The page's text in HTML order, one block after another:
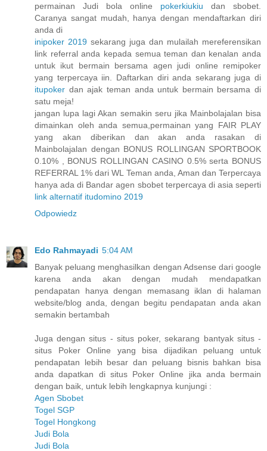
permainan Judi bola online pokerkiukiu dan sbobet.
Caranya sangat mudah, hanya dengan mendaftarkan diri
anda di
inipoker 2019 sekarang juga dan mulailah mereferensikan
link referral anda kepada semua teman dan kenalan anda
untuk ikut bermain bersama agen judi online remipoker
yang terpercaya iin. Daftarkan diri anda sekarang juga di
itupoker dan ajak teman anda untuk bermain bersama di
satu meja!
jangan lupa lagi Akan semakin seru jika Mainbolajalan bisa
dimainkan oleh anda semua,permainan yang FAIR PLAY
yang akan diberikan dan akan anda rasakan di
Mainbolajalan dengan BONUS ROLLINGAN SPORTBOOK
0.10% , BONUS ROLLINGAN CASINO 0.5% serta BONUS
REFERRAL 1% dari WL Teman anda, Aman dan Terpercaya
hanya ada di Bandar agen sbobet terpercaya di asia seperti
link alternatif itudomino 2019
Odpowiedz
Edo Rahmayadi 5:04 AM
Banyak peluang menghasilkan dengan Adsense dari google
karena anda akan dengan mudah mendapatkan
pendapatan hanya dengan memasang iklan di halaman
website/blog anda, dengan begitu pendapatan anda akan
semakin bertambah
Juga dengan situs - situs poker, sekarang bantyak situs -
situs Poker Online yang bisa dijadikan peluang untuk
pendapatan lebih besar dan peluang bisnis bahkan bisa
anda dapatkan di situs Poker Online jika anda bermain
dengan baik, untuk lebih lengkapnya kunjungi :
Agen Sbobet
Togel SGP
Togel Hongkong
Judi Bola
Judi Bola